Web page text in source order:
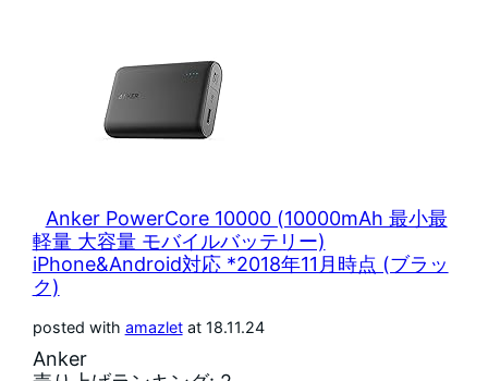
Anker PowerCore 10000 (10000mAh 最小最
軽量 大容量 モバイルバッテリー)
iPhone&Android対応 *2018年11月時点 (ブラッ
ク)
posted with amazletat 18.11.24
Anker